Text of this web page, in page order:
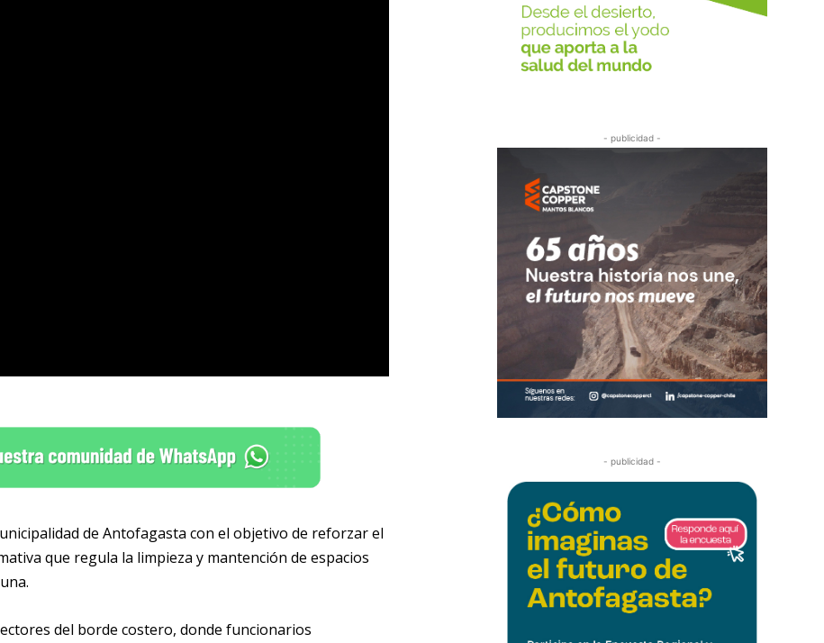
de Antofagasta con el objetivo de reforzar el
que regula la limpieza y mantención de espacios
del borde costero, donde funcionarios
- publicidad -
- publicidad -